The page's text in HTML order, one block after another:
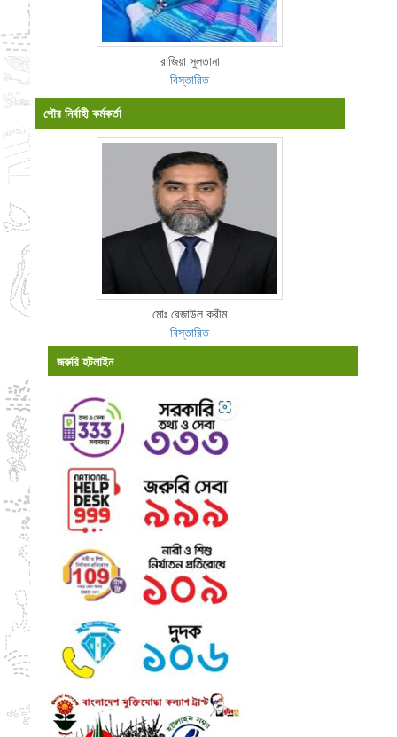
রাজিয়া সুলতানা
বিস্তারিত
পৌর নির্বাহী কর্মকর্তা
মোঃ রেজাউল করীম
বিস্তারিত
জরুরি হটলাইন